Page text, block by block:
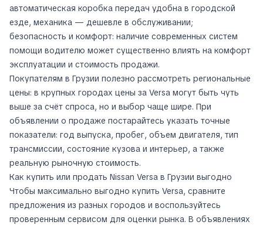
автоматическая коробка передач удобна в городской
езде, механика — дешевле в обслуживании;
безопасность и комфорт: наличие современных систем
помощи водителю может существенно влиять на комфорт
эксплуатации и стоимость продажи.
Покупателям в Грузии полезно рассмотреть региональные
цены: в крупных городах цены за Versa могут быть чуть
выше за счёт спроса, но и выбор чаще шире. При
объявлении о продаже постарайтесь указать точные
показатели: год выпуска, пробег, объем двигателя, тип
трансмиссии, состояние кузова и интерьер, а также
реальную рыночную стоимость.
Как купить или продать Nissan Versa в Грузии выгодно
Чтобы максимально выгодно купить Versa, сравните
предложения из разных городов и воспользуйтесь
проверенным сервисом для оценки рынка. В объявлениях